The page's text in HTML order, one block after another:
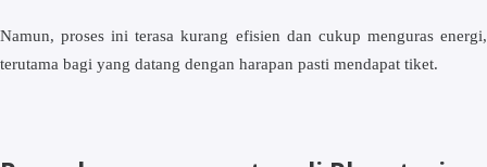
Namun, proses ini terasa kurang efisien dan cukup menguras energi,
terutama bagi yang datang dengan harapan pasti mendapat tiket.